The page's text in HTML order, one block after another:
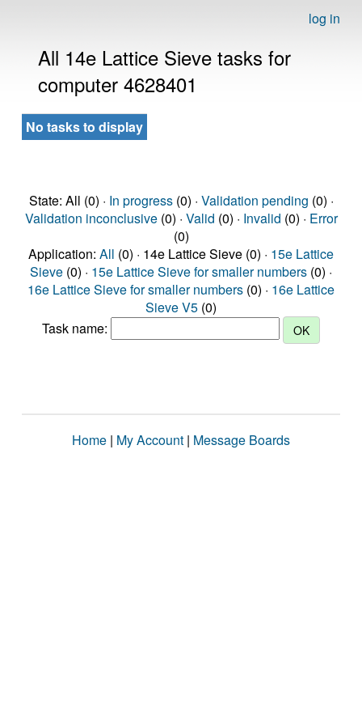
log in
All 14e Lattice Sieve tasks for
computer 4628401
No tasks to display
State: All (0) · In progress(0) · Validation pending (0) ·
Validation inconclusive(0) · Valid (0) · Invalid (0) · Error
(0)
Application: All (0) · 14e Lattice Sieve (0) · 15e Lattice
Sieve (0) · 15e Lattice Sieve for smaller numbers (0) ·
16e Lattice Sieve for smaller numbers (0) · 16e Lattice
Sieve V5 (0)
Task name:
Home | My Account | Message Boards